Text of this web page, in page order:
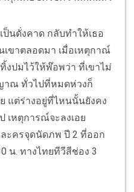
ดั่งคาด กลับทำให้เธอ
ขาตลอดมา เมื่อเหตุกาณ์
ปมไว้ให้พ๊อพว่า ที่เขาไม่
าณ ทั่วไปที่หมดห่วงก็
แต่ร่างอยู่ที่ไหนนั้นยังคง
เหตุการณ์จะลงเอย
ะครจุดนัดภพ ปี 2 ที่ออก
น. ทางไทยทีวีสีช่อง 3